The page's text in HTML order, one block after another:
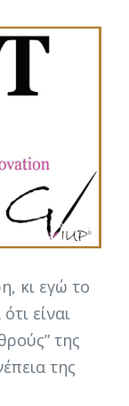
κι εγώ το
είναι
της
της